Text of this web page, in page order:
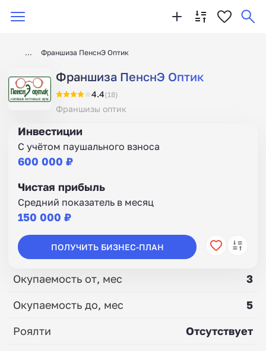
Франшиза ПенснЭ Оптик
Франшиза ПенснЭ Оптик
4.4(18)
Франшизы оптик
Инвестиции
С учётом паушального взноса
600 000 ₽
Чистая прибыль
Средний показатель в месяц
150 000 ₽
ПОЛУЧИТЬ БИЗНЕС-ПЛАН
Окупаемость от, мес
3
Окупаемость до, мес
5
Роялти
Отсутствует